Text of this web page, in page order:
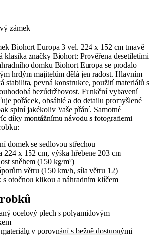
zámek
Biohort Europa 3 vel. 224 x 152 cm tmavě
klasika značky Biohort: Prověřena desetiletími
domku Biohort Europa se prodalo
hrdým majitelům dělá jen radost. Hlavním
stabilita, pevná konstrukce, použití materiálů s
bezúdržbovost. Funkční vybavení
pořádek, obsáhlé a do detailu promyšlené
splní jakékoliv Vaše přání. Samotné
díky montážnímu návodu s fotografiemi
domek se sedlovou střechou
224 x 152 cm, výška hřebene 203 cm
sněhem (150 kg/m²)
větru (150 km/h, síla větru 12)
otočnou klikou a náhradním klíčem
ocelový plech s polyamidovým
v porovnání s bežně dostupnými